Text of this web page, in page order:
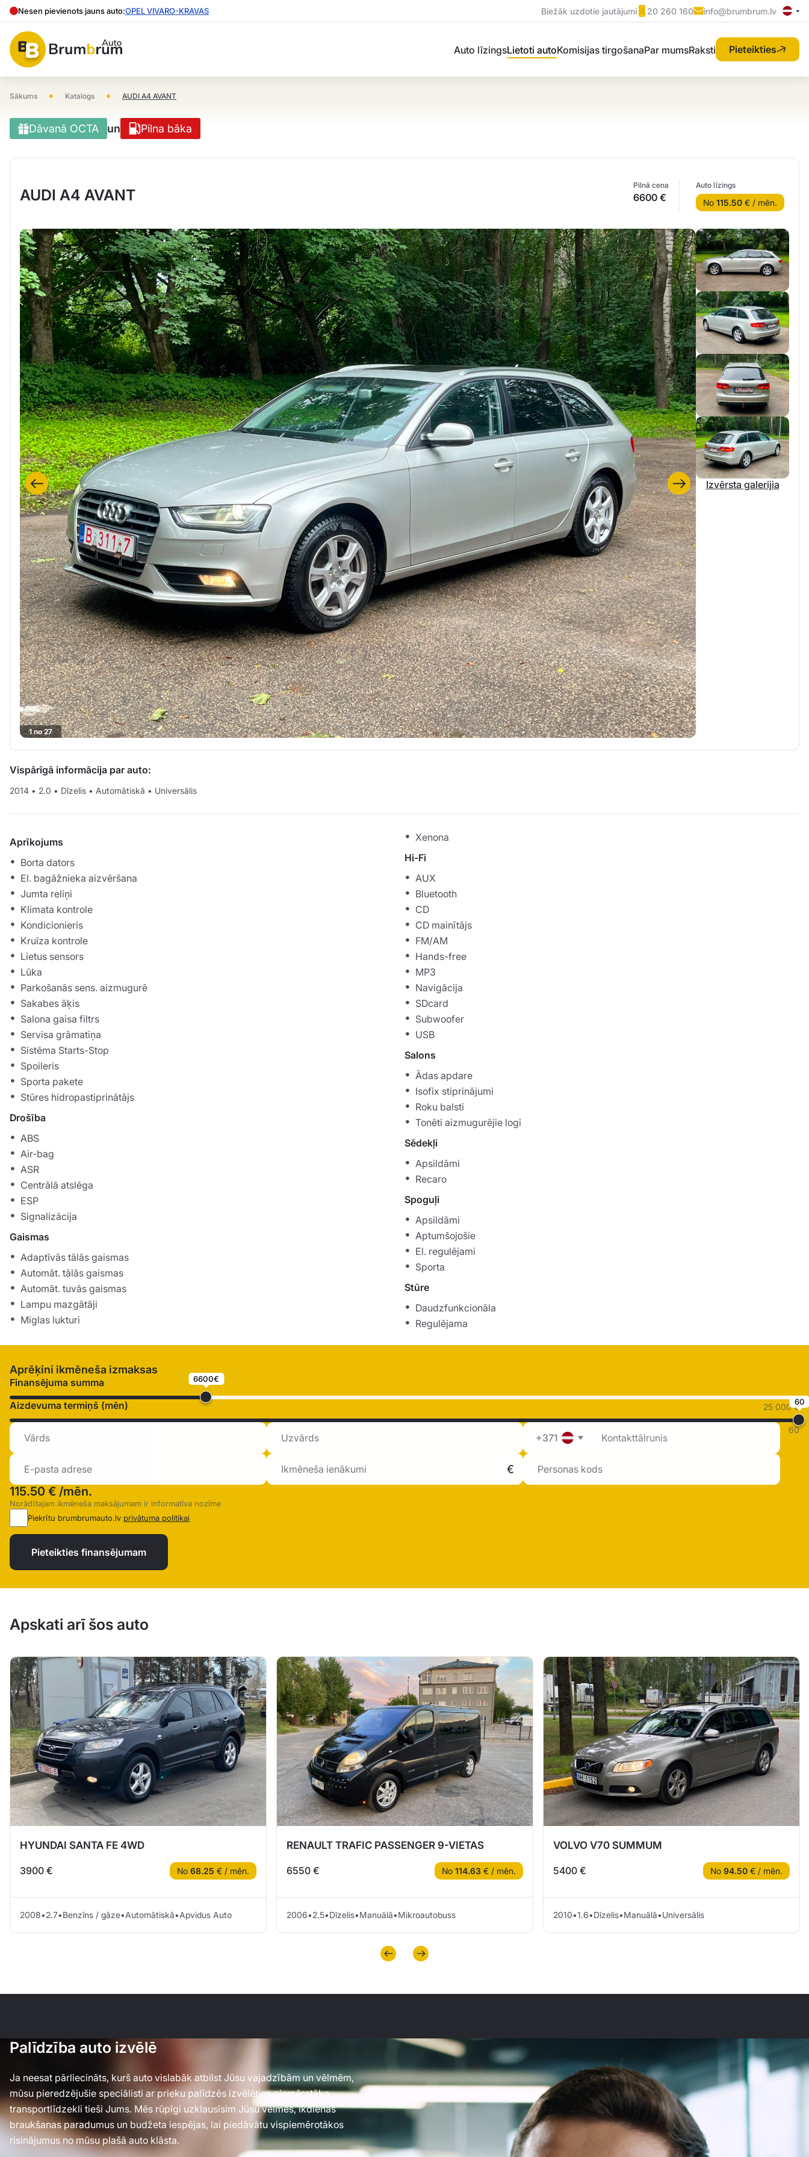
Nesen pievienots jauns auto:OPEL VIVARO-KRAVAS Biežāk uzdotie jautājumi 20 260 160 info@brumbrum.lv
Auto līzingsLietoti autoKomisijas tirgošanaPar mumsRaksti Pieteikties
Sākums • Katalogs • AUDI A4 AVANT
Dāvanā OCTA un Pilna bāka
AUDI A4 AVANT
Pilnā cena
6600 €
Auto līzings
No 115.50 € / mēn.
1 no 27
Izvērsta galerijia
Vispārīgā informācija par auto:
2014 • 2.0 • Dīzelis • Automātiskā • Universālis
Aprīkojums
Borta dators
El. bagāžnieka aizvēršana
Jumta reliņi
Klimata kontrole
Kondicionieris
Kruīza kontrole
Lietus sensors
Lūka
Parkošanās sens. aizmugurē
Sakabes āķis
Salona gaisa filtrs
Servisa grāmatiņa
Sistēma Starts-Stop
Spoileris
Sporta pakete
Stūres hidropastiprinātājs
Drošība
ABS
Air-bag
ASR
Centrālā atslēga
ESP
Signalizācija
Gaismas
Adaptīvās tālās gaismas
Automāt. tālās gaismas
Automāt. tuvās gaismas
Lampu mazgātāji
Miglas lukturi
Xenona
Hi-Fi
AUX
Bluetooth
CD
CD mainītājs
FM/AM
Hands-free
MP3
Navigācija
SDcard
Subwoofer
USB
Salons
Ādas apdare
Isofix stiprinājumi
Roku balsti
Tonēti aizmugurējie logi
Sēdekļi
Apsildāmi
Recaro
Spoguļi
Apsildāmi
Aptumšojošie
El. regulējami
Sporta
Stūre
Daudzfunkcionāla
Regulējama
Aprēķini ikmēneša izmaksas
Finansējuma summa 6600€
25 000 €
Aizdevuma termiņš (mēn) 60
60
+371
115.50 € /mēn.
Norādītajam ikmēneša maksājumam ir informatīva nozīme
Piekrītu brumbrumauto.lv privātuma politikai
Pieteikties finansējumam
Apskati arī šos auto
HYUNDAI SANTA FE 4WD
3900 € No 68.25 € / mēn.
2008•2.7•Benzīns / gāze•Automātiskā•Apvidus Auto
RENAULT TRAFIC PASSENGER 9-VIETAS
6550 € No 114.63 € / mēn.
2006•2.5•Dīzelis•Manuālā•Mikroautobuss
VOLVO V70 SUMMUM
5400 € No 94.50 € / mēn.
2010•1.6•Dīzelis•Manuālā•Universālis
Palīdzība auto izvēlē
Ja neesat pārliecināts, kurš auto vislabāk atbilst Jūsu vajadzībām un vēlmēm,
mūsu pieredzējušie speciālisti ar prieku palīdzēs izvēlēties piemērotāko
transportlīdzekli tieši Jums. Mēs rūpīgi uzklausīsim Jūsu vēlmes, ikdienas
braukšanas paradumus un budžeta iespējas, lai piedāvātu vispiemērotākos
risinājumus no mūsu plašā auto klāsta.